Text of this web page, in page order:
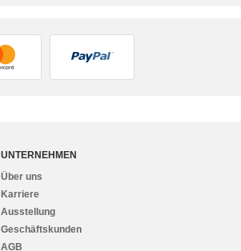
UNTERNEHMEN
Über uns
Karriere
Ausstellung
Geschäftskunden
AGB